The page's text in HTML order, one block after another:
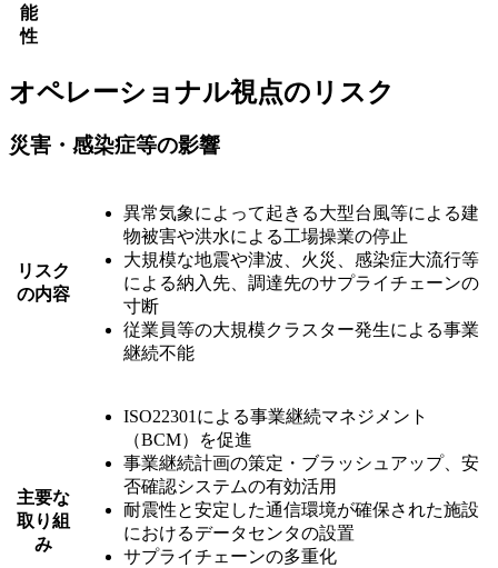
能
性
オペレーショナル視点のリスク
災害・感染症等の影響
リスク
の内容
異常気象によって起きる大型台風等による建
物被害や洪水による工場操業の停止
大規模な地震や津波、火災、感染症大流行等
による納入先、調達先のサプライチェーンの
寸断
従業員等の大規模クラスター発生による事業
継続不能
主要な
取り組
み
ISO22301による事業継続マネジメント
（BCM）を促進
事業継続計画の策定・ブラッシュアップ、安
否確認システムの有効活用
耐震性と安定した通信環境が確保された施設
におけるデータセンタの設置
サプライチェーンの多重化